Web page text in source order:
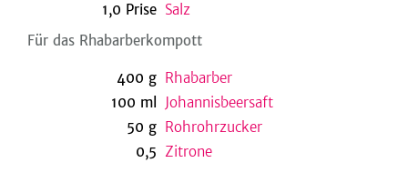
1,0 Prise Salz
Für das Rhabarberkompott
400 g Rhabarber
100 ml
Johannisbeersaft
50 g Rohrohrzucker
0,5 Zitrone